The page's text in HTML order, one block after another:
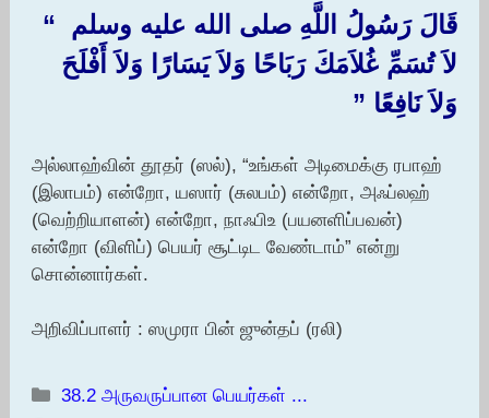
قَالَ رَسُولُ اللَّهِ صلى الله عليه وسلم ‏ “‏
لاَ تُسَمِّ غُلاَمَكَ رَبَاحًا وَلاَ يَسَارًا وَلاَ أَفْلَحَ
وَلاَ نَافِعًا ‏”‏
அல்லாஹ்வின் தூதர் (ஸல்), “உங்கள் அடிமைக்கு ரபாஹ்
(இலாபம்) என்றோ, யஸார் (சுலபம்) என்றோ, அஃப்லஹ்
(வெற்றியாளன்) என்றோ, நாஃபிஉ (பயனளிப்பவன்)
என்றோ (விளிப்) பெயர் சூட்டிட வேண்டாம்” என்று
சொன்னார்கள்.
அறிவிப்பாளர் : ஸமுரா பின் ஜுன்தப் (ரலி)
Categories
38.2 அருவருப்பான பெயர்கள் ...